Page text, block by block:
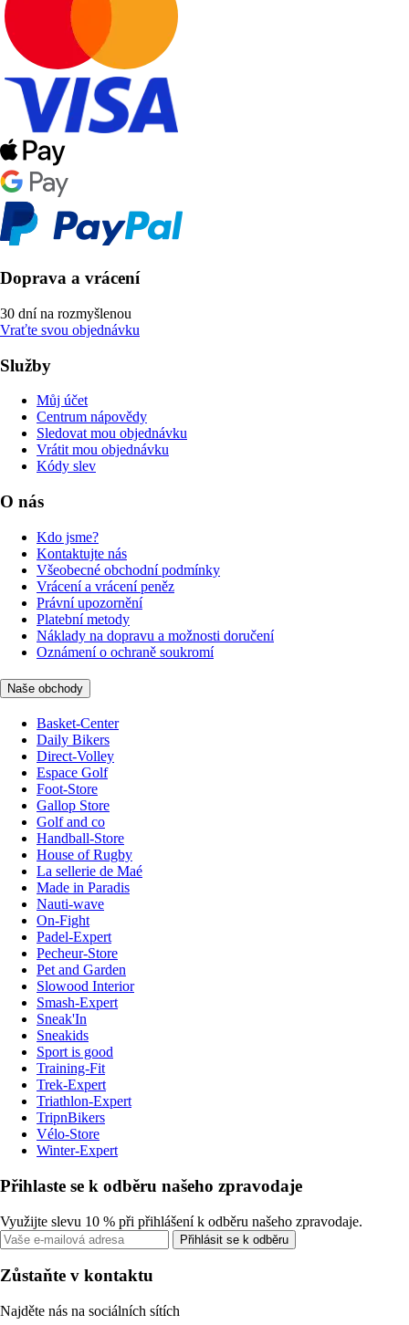
Doprava a vrácení
30 dní na rozmyšlenou
Vraťte svou objednávku
Služby
Můj účet
Centrum nápovědy
Sledovat mou objednávku
Vrátit mou objednávku
Kódy slev
O nás
Kdo jsme?
Kontaktujte nás
Všeobecné obchodní podmínky
Vrácení a vrácení peněz
Právní upozornění
Platební metody
Náklady na dopravu a možnosti doručení
Oznámení o ochraně soukromí
Naše obchody
Basket-Center
Daily Bikers
Direct-Volley
Espace Golf
Foot-Store
Gallop Store
Golf and co
Handball-Store
House of Rugby
La sellerie de Maé
Made in Paradis
Nauti-wave
On-Fight
Padel-Expert
Pecheur-Store
Pet and Garden
Slowood Interior
Smash-Expert
Sneak'In
Sneakids
Sport is good
Training-Fit
Trek-Expert
Triathlon-Expert
TripnBikers
Vélo-Store
Winter-Expert
Přihlaste se k odběru našeho zpravodaje
Využijte slevu 10 % při přihlášení k odběru našeho zpravodaje.
Přihlásit se k odběru
Zůstaňte v kontaktu
Najděte nás na sociálních sítích